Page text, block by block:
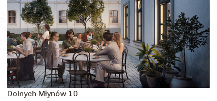
Dolnych Młynów 10